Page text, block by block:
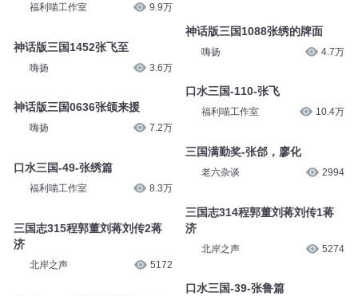
福利喵工作室 9.9万
神话版三国1452张飞至
嗨扬 3.6万
神话版三国0636张颌来援
嗨扬 7.2万
口水三国-49-张绣篇
福利喵工作室 8.3万
三国志315程郭董刘蒋刘传2蒋
济
北岸之声 5172
神话版三国1088张绣的牌面
嗨扬 4.7万
口水三国-110-张飞
福利喵工作室 10.4万
三国满勤奖-张郃，廖化
老六杂谈 2994
三国志314程郭董刘蒋刘传1蒋
济
北岸之声 5274
口水三国-39-张鲁篇